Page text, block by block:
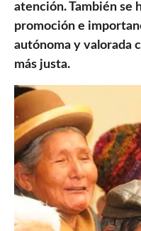
atención. También se
promoción e
autónoma y valorada
más justa.